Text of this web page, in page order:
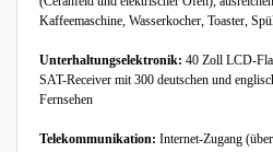
Kaffeemaschine, Wasserkocher, Toaster,
Unterhaltungselektronik: 40 Zoll LCD-
SAT-Receiver mit 300 deutschen und
Fernsehen
Telekommunikation: Internet-Zugang